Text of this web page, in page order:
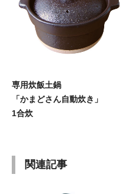
専用炊飯土鍋
「かまどさん自動炊き」
1合炊
関連記事